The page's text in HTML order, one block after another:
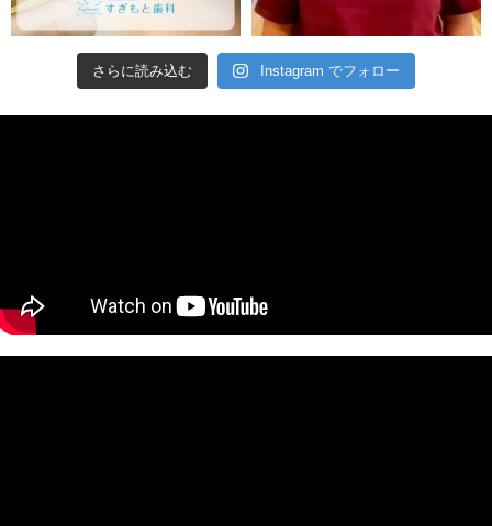
さらに読み込む Instagram でフォロー